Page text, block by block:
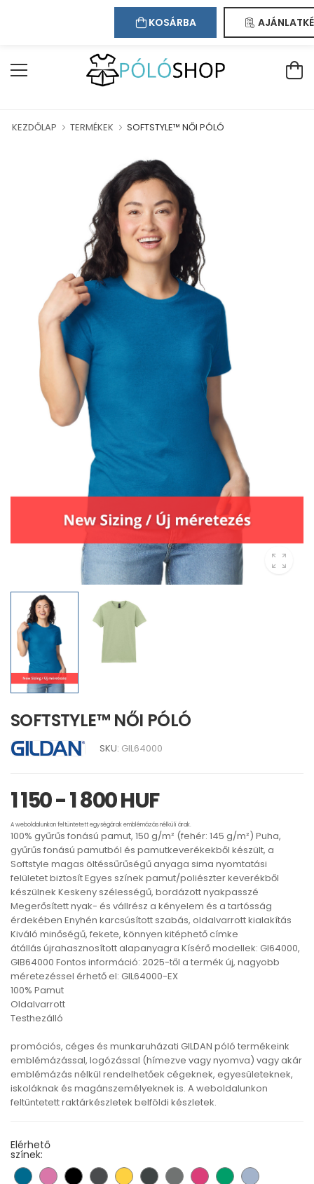
Kapcsolat Regisztráció
KEZDŐLAP TERMÉKEK SOFTSTYLE™ NŐI PÓLÓ
SOFTSTYLE™ NŐI PÓLÓ
SKU: GIL64000
1 150 - 1 800 HUF
A weboldalunkon feltüntetett egységárak emblémázás nélküli árak.
100% gyűrűs fonású pamut, 150 g/m² (fehér: 145 g/m²) Puha,
gyűrűs fonású pamutból és pamutkeverékekből készült, a
Softstyle magas öltéssűrűségű anyaga sima nyomtatási
felületet biztosít Egyes színek pamut/poliészter keverékből
készülnek Keskeny szélességű, bordázott nyakpasszé
Megerősített nyak- és vállrész a kényelem és a tartósság
érdekében Enyhén karcsúsított szabás, oldalvarrott kialakítás
Kiváló minőségű, fekete, könnyen kitéphető címke
átállás újrahasznosított alapanyagra Kísérő modellek: GI64000,
GIB64000 Fontos információ: 2025-től a termék új, nagyobb
méretezéssel érhető el: GIL64000-EX
100% Pamut
Oldalvarrott
Testhezálló
promóciós, céges és munkaruházati GILDAN póló termékeink
emblémázással, logózással (hímezve vagy nyomva) vagy akár
emblémázás nélkül rendelhetőek cégeknek, egyesületeknek,
iskoláknak és magánszemélyeknek is. A weboldalunkon
feltüntetett raktárkészletek belföldi készletek.
Elérhető
színek:
KOSÁRBA